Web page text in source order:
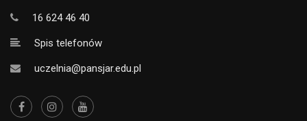
16 624 46 40
Spis telefonów
uczelnia@pansjar.edu.pl